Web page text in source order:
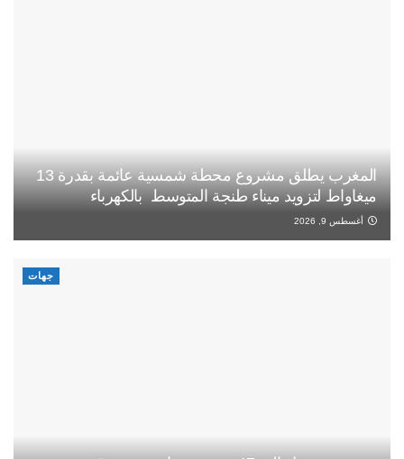
المغرب يطلق مشروع محطة شمسية عائمة بقدرة 13
ميغاواط لتزويد ميناء طنجة المتوسط بالكهرباء
أغسطس 9, 2026
جهات